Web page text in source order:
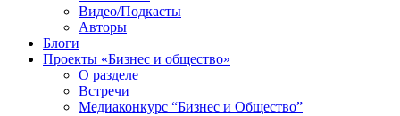
Видео/Подкасты
Авторы
Блоги
Проекты «Бизнес и общество»
О разделе
Встречи
Медиаконкурс “Бизнес и Общество”